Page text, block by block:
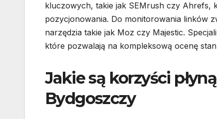
kluczowych, takie jak SEMrush czy Ahrefs,
pozycjonowania. Do monitorowania linków
narzędzia takie jak Moz czy Majestic.
które pozwalają na kompleksową ocenę
Jakie są korzyści
Bydgoszczy